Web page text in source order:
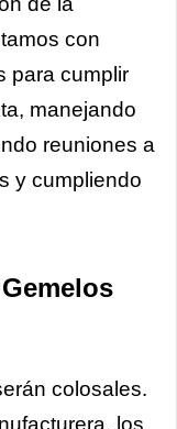
con
para cumplir
manejando
reuniones a
y cumpliendo
colosales.
los